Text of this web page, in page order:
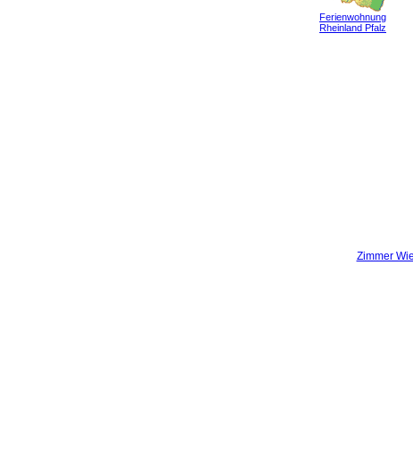
Ferienwohnung
Rheinland Pfalz
Zimmer